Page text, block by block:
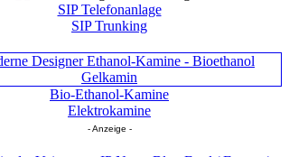
SIP Telefonanlage
SIP Trunking
Bio-Ethanol-Kamine
Elektrokamine
- Anzeige -